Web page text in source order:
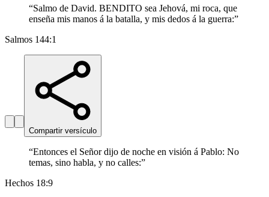
“Salmo de David. BENDITO sea Jehová, mi roca, que
enseña mis manos á la batalla, y mis dedos á la guerra:”
Salmos 144:1
Compartir versículo
“Entonces el Señor dijo de noche en visión á Pablo: No
temas, sino habla, y no calles:”
Hechos 18:9